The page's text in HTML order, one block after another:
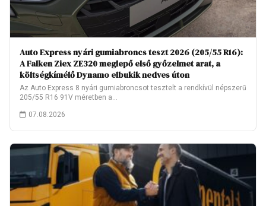
Auto Express nyári gumiabroncs teszt 2026 (205/55 R16):
A Falken Ziex ZE320 meglepő első győzelmet arat, a
költségkímélő Dynamo elbukik nedves úton
Az Auto Express 8 nyári gumiabroncsot tesztelt a rendkívül népszerű
205/55 R16 91V méretben a…
07.08.2026